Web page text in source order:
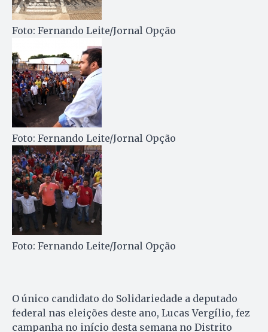
Foto: Fernando Leite/Jornal Opção
Foto: Fernando Leite/Jornal Opção
Foto: Fernando Leite/Jornal Opção
O único candidato do Solidariedade a deputado
federal nas eleições deste ano, Lucas Vergílio, fez
campanha no início desta semana no Distrito